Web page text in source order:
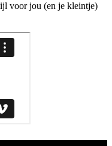
voor jou (en je kleintje)